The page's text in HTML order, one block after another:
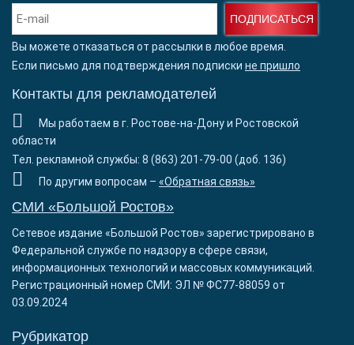
ПОДПИСАТЬСЯ
Вы можете отказаться от рассылки в любое время.
Если письмо для подтверждения подписки не пришло
Контакты для рекламодателей
Мы работаем в г. Ростове-на-Дону и Ростовской
области
Тел. рекламной службы: 8 (863) 201-79-00 (доб. 136)
По другим вопросам – «Обратная связь»
СМИ «Большой Ростов»
Сетевое издание «Большой Ростов» зарегистрировано в
Федеральной службе по надзору в сфере связи,
информационных технологий и массовых коммуникаций.
Регистрационный номер СМИ: ЭЛ № ФС77-88059 от
03.09.2024
Рубрикатор